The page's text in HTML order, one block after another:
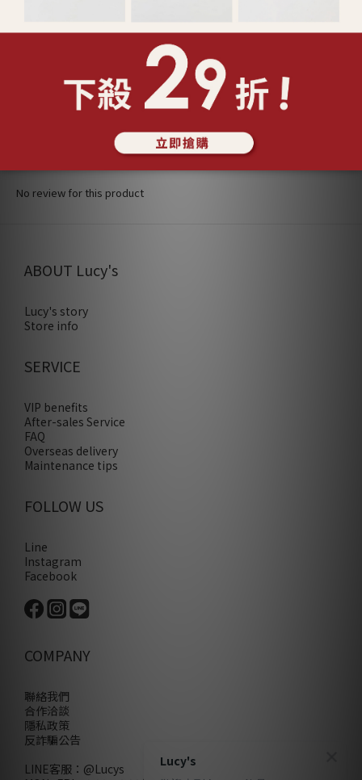
SHIPPING & PAYMENT
CUSTOMER REVIEWS
No review for this product
ABOUT Lucy's
Lucy's story
Store info
SERVICE
VIP benefits
After-sales Service
FAQ
Overseas delivery
Maintenance tips
FOLLOW US
Line
Instagram
Facebook
COMPANY
聯絡我們
合作洽談
隱私政策
反詐騙公告
LINE客服： @Lucys
Lucy's